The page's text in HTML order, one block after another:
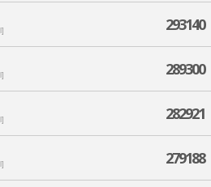
293140
289300
282921
279188